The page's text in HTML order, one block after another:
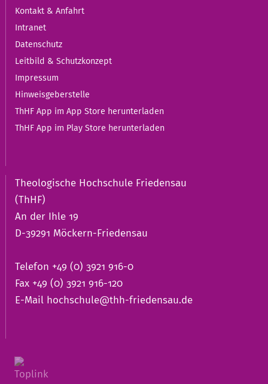
Kontakt & Anfahrt
Intranet
Datenschutz
Leitbild & Schutzkonzept
Impressum
Hinweisgeberstelle
ThHF App im App Store herunterladen
ThHF App im Play Store herunterladen
Theologische Hochschule Friedensau
(ThHF)
An der Ihle 19
D-39291 Möckern-Friedensau
Telefon +49 (0) 3921 916-0
Fax +49 (0) 3921 916-120
E-Mail hochschule@thh-friedensau.de